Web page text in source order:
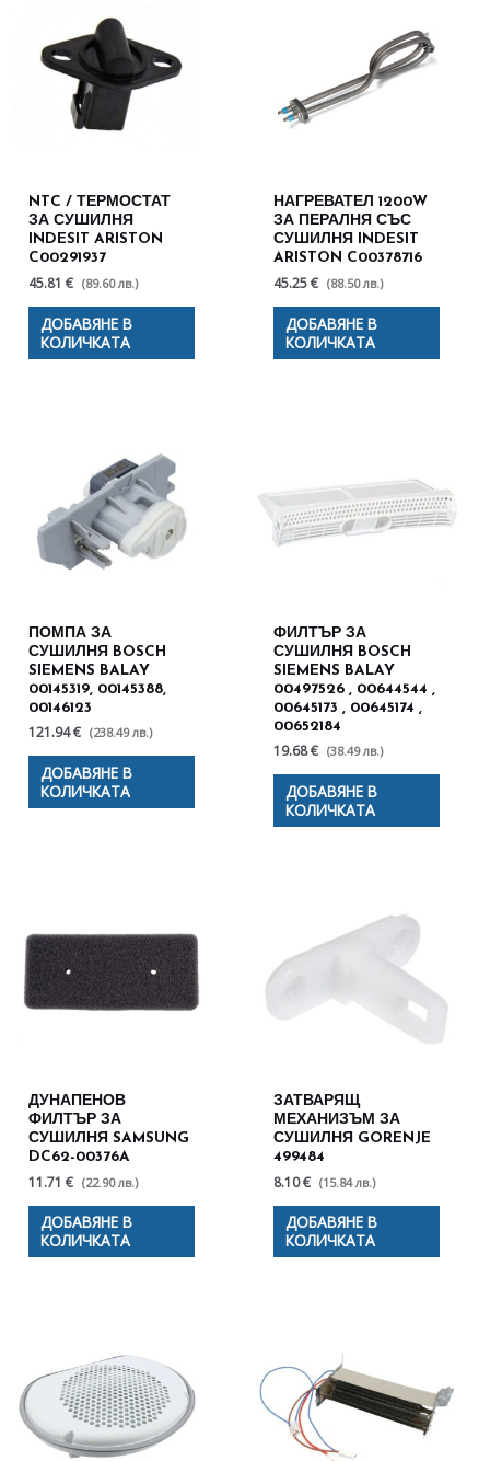
NTC / ТЕРМОСТАТ
ЗА СУШИЛНЯ
INDESIT ARISTON
C00291937
45.81 € (89.60 лв.)
ДОБАВЯНЕ В
КОЛИЧКАТА
НАГРЕВАТЕЛ 1200W
ЗА ПЕРАЛНЯ СЪС
СУШИЛНЯ INDESIT
ARISTON C00378716
45.25 € (88.50 лв.)
ДОБАВЯНЕ В
КОЛИЧКАТА
ПОМПА ЗА
СУШИЛНЯ BOSCH
SIEMENS BALAY
00145319, 00145388,
00146123
121.94 € (238.49 лв.)
ДОБАВЯНЕ В
КОЛИЧКАТА
ФИЛТЪР ЗА
СУШИЛНЯ BOSCH
SIEMENS BALAY
00497526 , 00644544 ,
00645173 , 00645174 ,
00652184
19.68 € (38.49 лв.)
ДОБАВЯНЕ В
КОЛИЧКАТА
ДУНАПЕНОВ
ФИЛТЪР ЗА
СУШИЛНЯ SAMSUNG
DC62-00376A
11.71 € (22.90 лв.)
ДОБАВЯНЕ В
КОЛИЧКАТА
ЗАТВАРЯЩ
МЕХАНИЗЪМ ЗА
СУШИЛНЯ GORENJE
499484
8.10 € (15.84 лв.)
ДОБАВЯНЕ В
КОЛИЧКАТА